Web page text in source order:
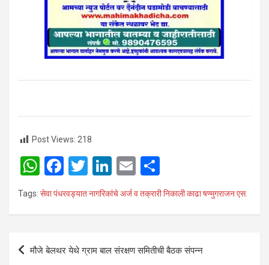
Post Views: 218
W
h
at
A
F
a
ce
o
T
wi
tt
Li
n
ke
n
E
m
ail
h
ar
Tags: सेवा पंधरवड्यात नागरिकांचे अर्ज व तक्रारी निकाली काढा षण्मुगराजन एस.
Post
मौजे बेलथर येथे ग्राम बाल संरक्षण समितीची बैठक संपन्न